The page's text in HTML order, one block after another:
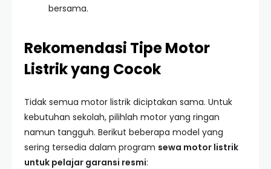
bersama.
Rekomendasi Tipe Motor
Listrik yang Cocok
Tidak semua motor listrik diciptakan sama. Untuk
kebutuhan sekolah, pilihlah motor yang ringan
namun tangguh. Berikut beberapa model yang
sering tersedia dalam program sewa motor listrik
untuk pelajar garansi resmi: